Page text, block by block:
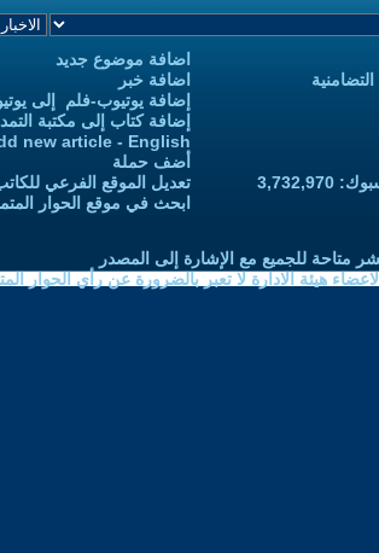
اضافة موضوع جديد
اضافة خبر
إضافة يوتيوب-فلم إلى
إضافة كتاب إلى مكتبة
new article - English
أضف حملة
تعديل الموقع الفرعي
ابحث في موقع الحوار
متاحة للجميع مع الإشارة إلى المصدر
هيئة الادارة لا تعبر بالضرورة عن رأي الحوار